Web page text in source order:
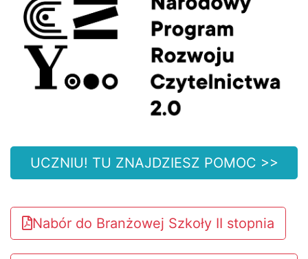
UCZNIU! TU ZNAJDZIESZ POMOC >>
Nabór do Branżowej Szkoły II stopnia